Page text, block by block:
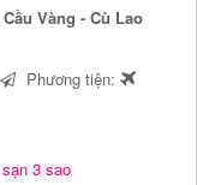
Vàng - Cù Lao
Phương tiện:
3 sao